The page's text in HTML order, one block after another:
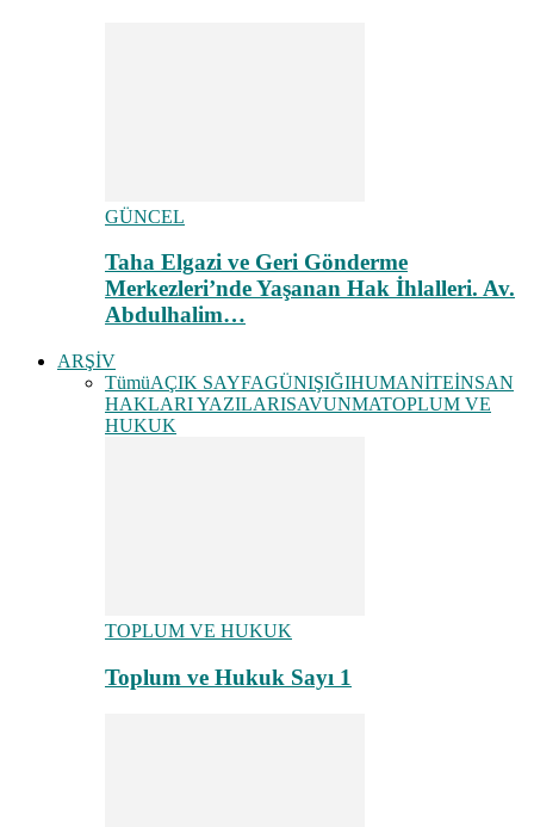
GÜNCEL
Taha Elgazi ve Geri Gönderme
Merkezleri’nde Yaşanan Hak İhlalleri. Av.
Abdulhalim…
ARŞİV
TümüAÇIK SAYFAGÜNIŞIĞIHUMANİTEİNSAN
HAKLARI YAZILARISAVUNMATOPLUM VE
HUKUK
TOPLUM VE HUKUK
Toplum ve Hukuk Sayı 1